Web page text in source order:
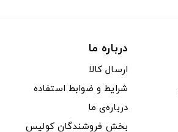
درباره ما
ارسال کالا
شرایط و ضوابط استفاده
درباره‌ی ما
بخش فروشندگان کولیس